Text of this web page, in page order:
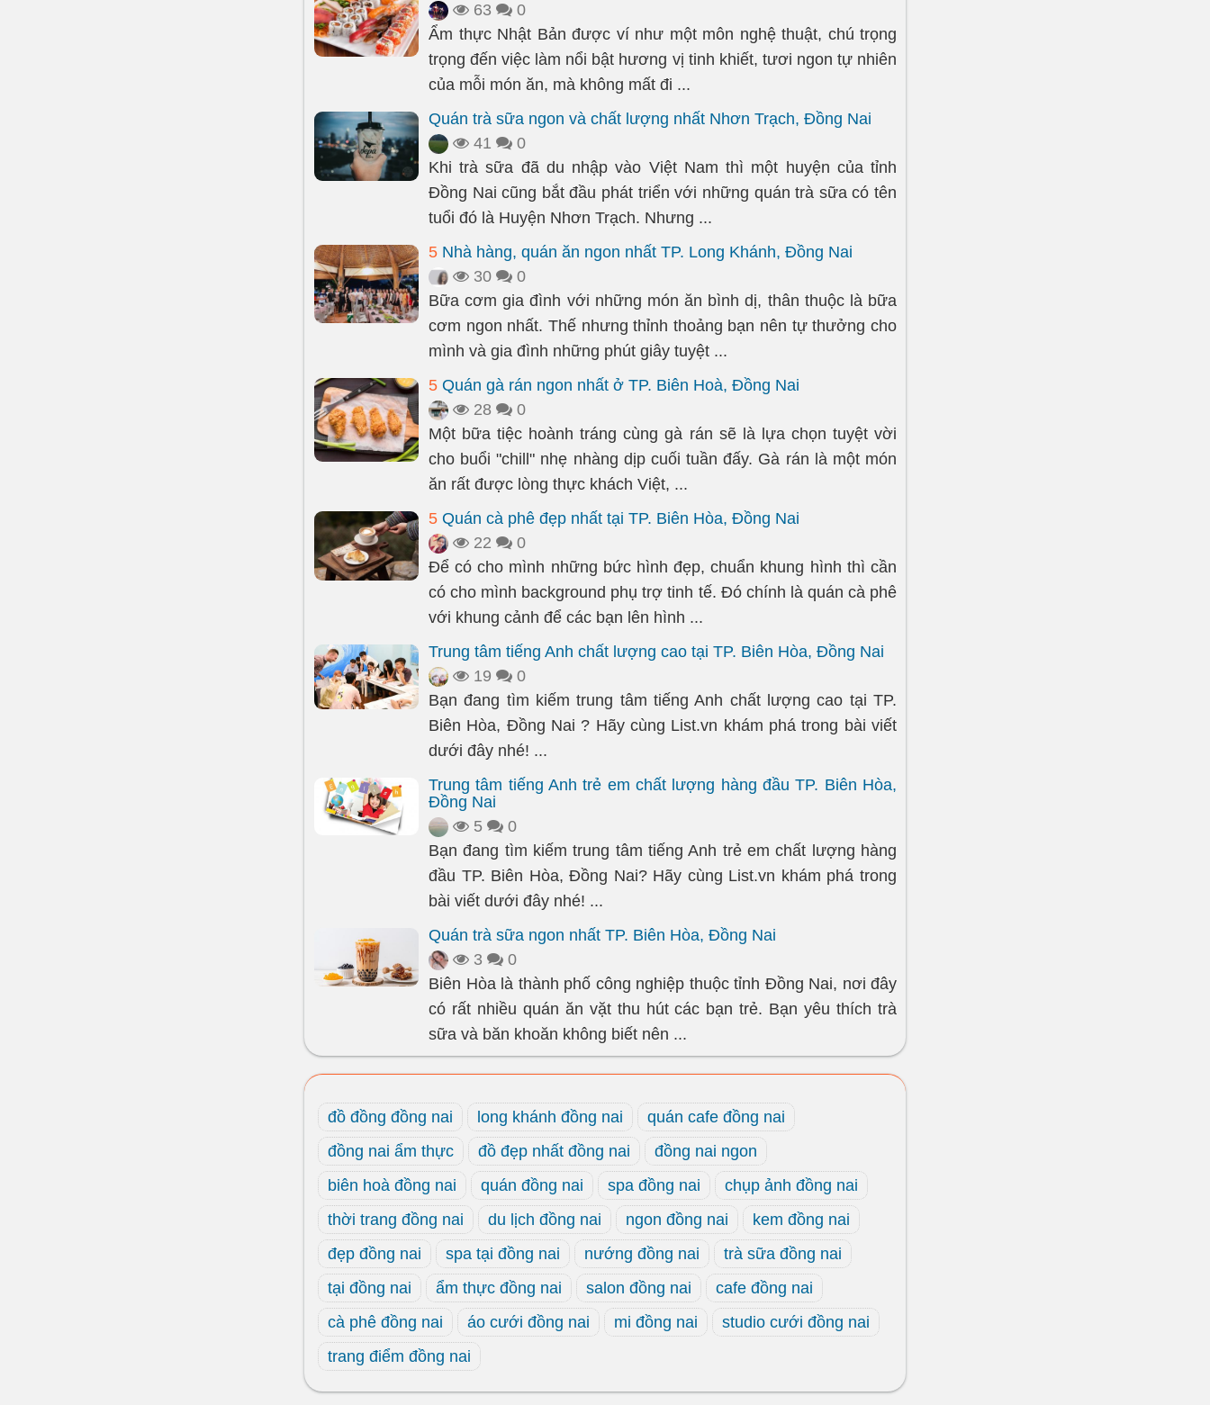
63
0
Ẩm thực Nhật Bản được ví như một môn nghệ thuật, chú trọng
trọng đến việc làm nổi bật hương vị tinh khiết, tươi ngon tự nhiên
của mỗi món ăn, mà không mất đi ...
Quán trà sữa ngon và chất lượng nhất Nhơn Trạch, Đồng Nai
41
0
Khi trà sữa đã du nhập vào Việt Nam thì một huyện của tỉnh
Đồng Nai cũng bắt đầu phát triển với những quán trà sữa có tên
tuổi đó là Huyện Nhơn Trạch. Nhưng ...
5 Nhà hàng, quán ăn ngon nhất TP. Long Khánh, Đồng Nai
30
0
Bữa cơm gia đình với những món ăn bình dị, thân thuộc là bữa
cơm ngon nhất. Thế nhưng thỉnh thoảng bạn nên tự thưởng cho
mình và gia đình những phút giây tuyệt ...
5 Quán gà rán ngon nhất ở TP. Biên Hoà, Đồng Nai
28
0
Một bữa tiệc hoành tráng cùng gà rán sẽ là lựa chọn tuyệt vời
cho buổi "chill" nhẹ nhàng dịp cuối tuần đấy. Gà rán là một món
ăn rất được lòng thực khách Việt, ...
5 Quán cà phê đẹp nhất tại TP. Biên Hòa, Đồng Nai
22
0
Để có cho mình những bức hình đẹp, chuẩn khung hình thì cần
có cho mình background phụ trợ tinh tế. Đó chính là quán cà phê
với khung cảnh để các bạn lên hình ...
Trung tâm tiếng Anh chất lượng cao tại TP. Biên Hòa, Đồng Nai
19
0
Bạn đang tìm kiếm trung tâm tiếng Anh chất lượng cao tại TP.
Biên Hòa, Đồng Nai ? Hãy cùng List.vn khám phá trong bài viết
dưới đây nhé! ...
Trung tâm tiếng Anh trẻ em chất lượng hàng đầu TP. Biên Hòa,
Đồng Nai
5
0
Bạn đang tìm kiếm trung tâm tiếng Anh trẻ em chất lượng hàng
đầu TP. Biên Hòa, Đồng Nai? Hãy cùng List.vn khám phá trong
bài viết dưới đây nhé! ...
Quán trà sữa ngon nhất TP. Biên Hòa, Đồng Nai
3
0
Biên Hòa là thành phố công nghiệp thuộc tỉnh Đồng Nai, nơi đây
có rất nhiều quán ăn vặt thu hút các bạn trẻ. Bạn yêu thích trà
sữa và băn khoăn không biết nên ...
đồ đồng đồng nai long khánh đồng nai
quán cafe đồng nai
đồng nai ẩm thực
đồ đẹp nhất đồng nai
đồng nai ngon
biên hoà đồng nai
quán đồng nai spa đồng nai
chụp ảnh đồng nai
thời trang đồng nai
du lịch đồng nai ngon đồng nai
kem đồng nai
đẹp đồng nai
spa tại đồng nai nướng đồng nai
trà sữa đồng nai
tại đồng nai
ẩm thực đồng nai salon đồng nai
cafe đồng nai
cà phê đồng nai
áo cưới đồng nai mi đồng nai
studio cưới đồng nai
trang điểm đồng nai